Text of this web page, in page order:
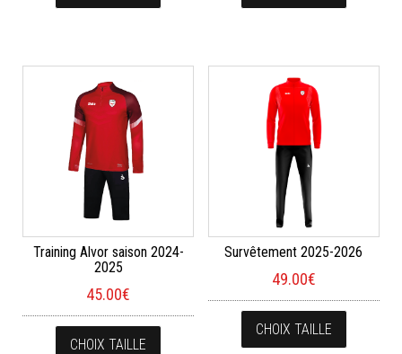
Training Alvor saison 2024-
2025
45.00€
CHOIX TAILLE
Ce produit a plusieurs variations. Les
Survêtement 2025-2026
49.00€
CHOIX TAILLE
Ce